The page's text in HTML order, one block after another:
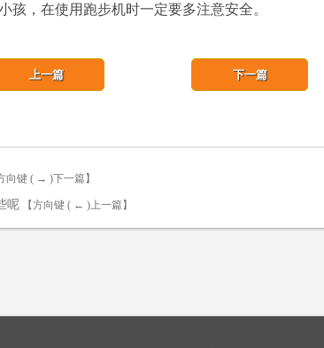
孩，在使用跑步机时一定要多注意安全。
下一篇
向键 ( → )下一篇】
呢
上一篇
【方向键 ( ← )上一篇】